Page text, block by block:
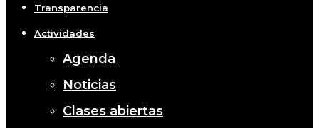
Transparencia
Actividades
Agenda
Noticias
Clases abiertas